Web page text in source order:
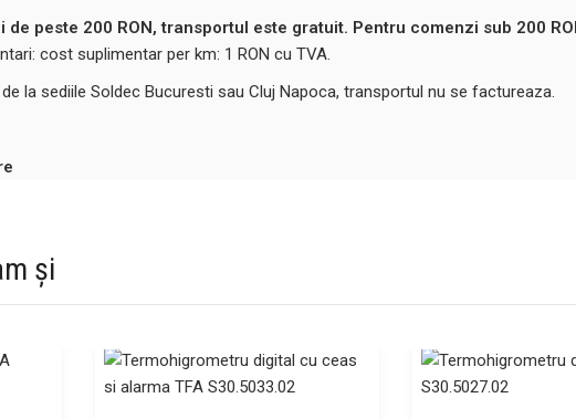
de peste 200 RON, transportul este gratuit. Pentru comenzi sub 200
cost suplimentar per km: 1 RON cu TVA.
la sediile Soldec Bucuresti sau Cluj Napoca, transportul nu se factureaza.
și